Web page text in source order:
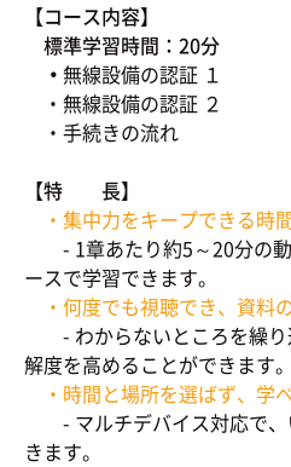
【コース内容】
標準学習時間：20分
・ 無線設備の認証 １
・無線設備の認証 ２
・手続きの流れ
【特 長】
・集中力をキープできる時
- 1章あたり約5～20分の動
ースで学習できます。
・何度でも視聴でき、資料
- わからないところを繰り
解度を高めることができます。
・時間と場所を選ばず、学
- マルチデバイス対応で、
きます。